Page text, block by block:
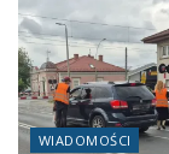
WIADOMOŚCI